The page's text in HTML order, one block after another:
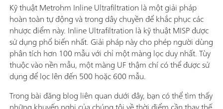
Kỹ thuật Metrohm Inline Ultrafiltration là một giải pháp
hoàn toàn tự động và trong dây chuyền để khắc phục các
nhược điểm này. Inline Ultrafiltration là kỹ thuật MISP được
sử dụng phổ biến nhất. Giải pháp này cho phép người dùng
phân tích hơn 100 mẫu với chỉ một màng lọc duy nhất. Tùy
thuộc vào nền mẫu, một màng UF thậm chí có thể được sử
dụng để lọc lên đến 500 hoặc 600 mẫu.
Trong bài đăng blog liên quan dưới đây, bạn có thể tìm thấy